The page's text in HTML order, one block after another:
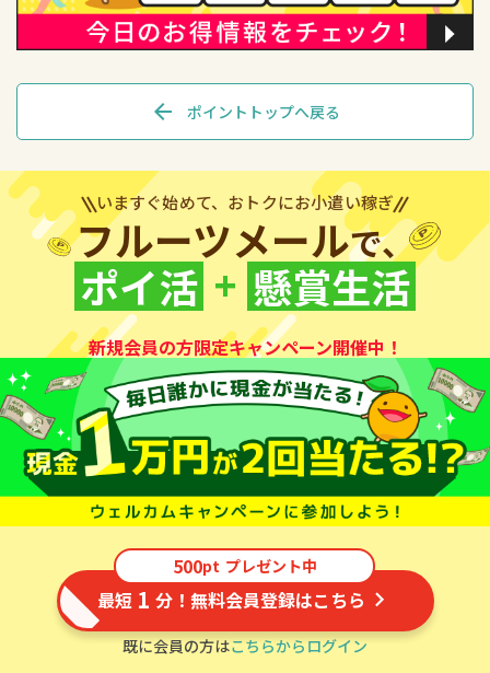
arrow_back ポイントトップへ戻る
いますぐ始めて、おトクにお小遣い稼ぎ
フルーツメールで、
ポイ活 + 懸賞生活
新規会員の方限定キャンペーン開催中！
500pt プレゼント中
最短 1 分！無料会員登録はこちら
既に会員の方はこちらからログイン